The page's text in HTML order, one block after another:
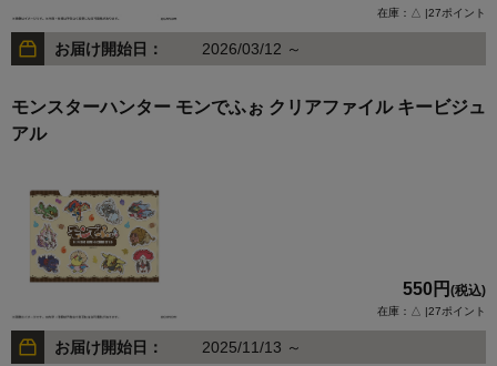
在庫：△ |27ポイント
お届け開始日： 2026/03/12 ～
モンスターハンター モンでふぉ クリアファイル キービジュ
アル
550円 (税込)
在庫：△ |27ポイント
お届け開始日： 2025/11/13 ～